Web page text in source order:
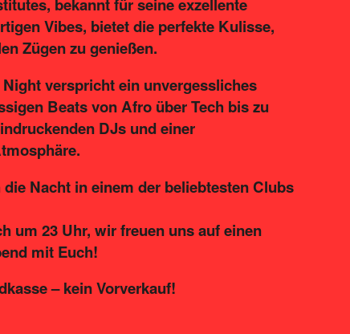
bekannt für seine exzellente
Vibes, bietet die perfekte Kulisse,
Zügen zu genießen.
verspricht ein unvergessliches
Beats von Afro über Tech bis zu
DJs und einer
Nacht in einem der beliebtesten Clubs
um 23 Uhr, wir freuen uns auf einen
mit Euch!
– kein Vorverkauf!